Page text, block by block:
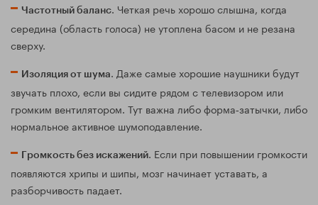
Частотный баланс. Четкая речь хорошо слышна, когда
середина (область голоса) не утоплена басом и не резана
сверху.
Изоляция от шума. Даже самые хорошие наушники будут
звучать плохо, если вы сидите рядом с телевизором или
громким вентилятором. Тут важна либо форма‑затычки, либо
нормальное активное шумоподавление.
Громкость без искажений. Если при повышении громкости
появляются хрипы и шипы, мозг начинает уставать, а
разборчивость падает.